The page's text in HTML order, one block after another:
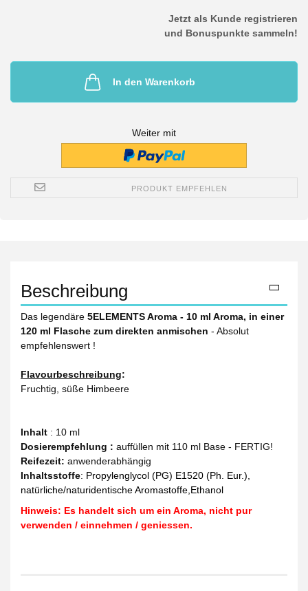
Jetzt als Kunde registrieren
und Bonuspunkte sammeln!
In den Warenkorb
Weiter mit
PRODUKT EMPFEHLEN
Beschreibung
Das legendäre 5ELEMENTS Aroma - 10 ml Aroma, in einer
120 ml Flasche zum direkten anmischen - Absolut
empfehlenswert !
Flavourbeschreibung:
Fruchtig, süße Himbeere
Inhalt : 10 ml
Dosierempfehlung : auffüllen mit 110 ml Base - FERTIG!
Reifezeit: anwenderabhängig
Inhaltsstoffe: Propylenglycol (PG) E1520 (Ph. Eur.),
natürliche/naturidentische Aromastoffe,Ethanol
Hinweis: Es handelt sich um ein Aroma, nicht pur
verwenden / einnehmen / geniessen.